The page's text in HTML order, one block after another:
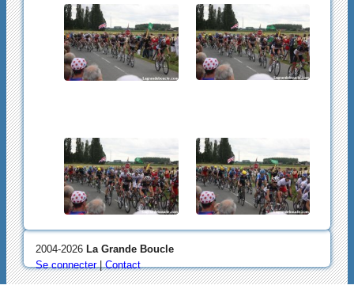
2004-2026 La Grande Boucle
Se connecter|Contact